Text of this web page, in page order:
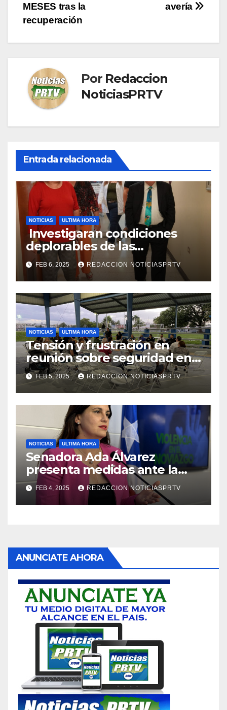
avería
MESES tras la
recuperación
Por Redaccion
NoticiasPRTV
Entrada relacionada
NOTICIAS ULTIMA HORA
Investigaran condiciones
deplorables de las
facilidades el Departamento
de la Salud en Mayagüez
FEB 6, 2025 REDACCION NOTICIASPRTV
NOTICIAS ULTIMA HORA
Tensión y frustración en
reunión sobre seguridad en
Reparto Metropolitano
FEB 5, 2025 REDACCION NOTICIASPRTV
NOTICIAS ULTIMA HORA
Senadora Ada Álvarez
presenta medidas ante la
violencia en el noviazgo
FEB 4, 2025 REDACCION NOTICIASPRTV
ANUNCIATE AHORA